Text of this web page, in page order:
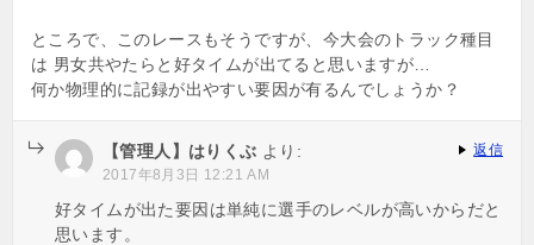
ところで、このレースもそうですが、今大会のトラック種目
は 男女共やたらと好タイムが出てると思いますが…
何か物理的に記録が出やすい要因が有るんでしょうか？
【管理人】はりくぶ より:
2017年8月3日 12:21 AM
好タイムが出た要因は単純に選手のレベルが高いからだと
思います。
返信